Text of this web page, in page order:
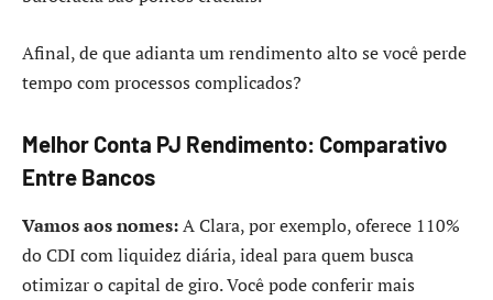
Afinal, de que adianta um rendimento alto se você perde
tempo com processos complicados?
Melhor Conta PJ Rendimento: Comparativo
Entre Bancos
Vamos aos nomes:A Clara, por exemplo, oferece 110%
do CDI com liquidez diária, ideal para quem busca
otimizar o capital de giro. Você pode conferir mais